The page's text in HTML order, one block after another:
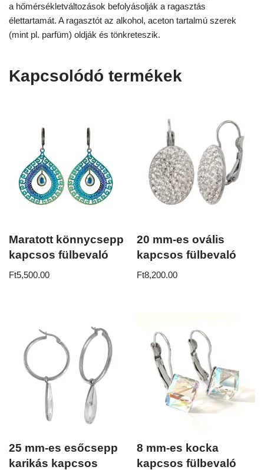
a hőmérsékletváltozások befolyásolják a ragasztás
élettartamát. A ragasztót az alkohol, aceton tartalmú szerek
(mint pl. parfüm) oldják és tönkreteszik.
Kapcsolódó termékek
Maratott könnycsepp
kapcsos fülbevaló
Ft5,500.00
20 mm-es ovális
kapcsos fülbevaló
Ft8,200.00
25 mm-es esőcsepp
karikás kapcsos
8 mm-es kocka
kapcsos fülbevaló